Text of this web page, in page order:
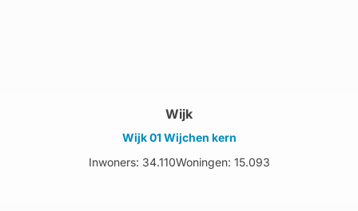
Wijk
Wijk 01 Wijchen kern
Inwoners: 34.110Woningen: 15.093